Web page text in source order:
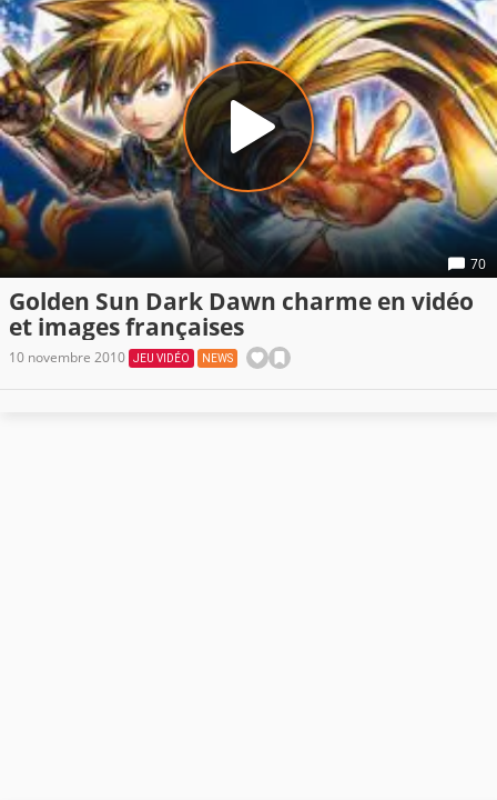
70
Golden Sun Dark Dawn charme en vidéo
et images françaises
10 novembre 2010 JEU VIDÉO NEWS